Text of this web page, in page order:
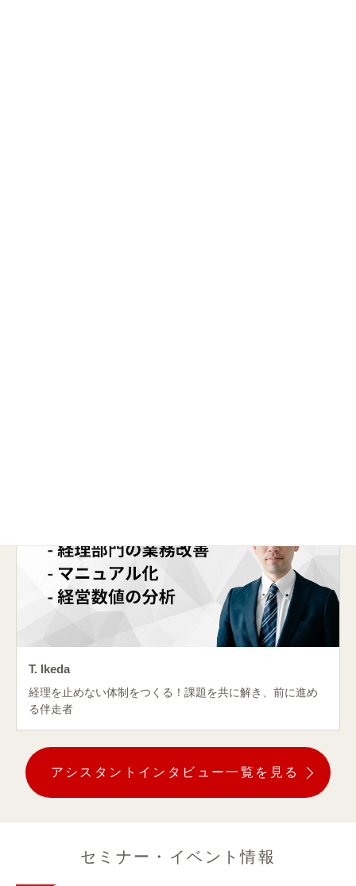
T. Ikeda
経理を止めない体制をつくる！課題を共に解き、前に進め
る伴走者
アシスタントインタビュー一覧を見る
セミナー・イベント情報